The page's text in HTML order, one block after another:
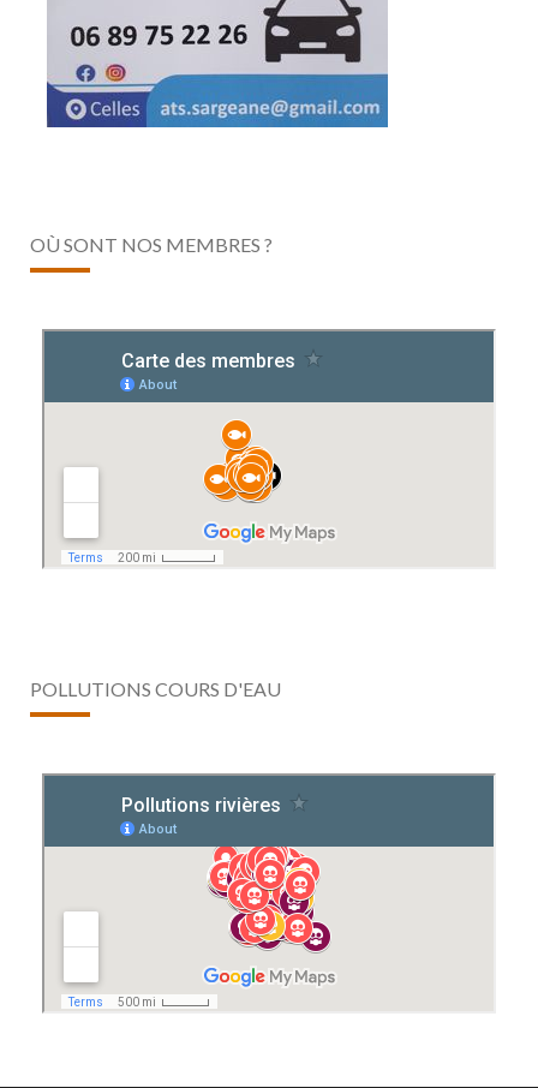
OÙ SONT NOS MEMBRES ?
POLLUTIONS COURS D'EAU